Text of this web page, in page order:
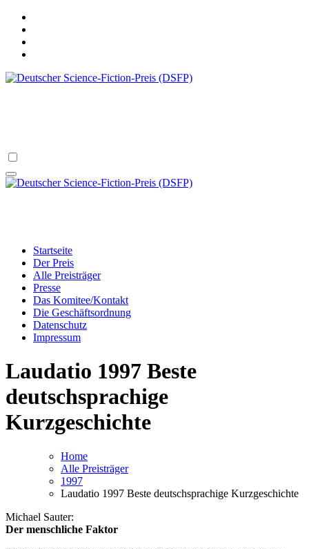
Zum
Inhalt
springen
Startseite
Der Preis
Alle Preisträger
Presse
Das Komitee/Kontakt
Die Geschäftsordnung
Datenschutz
Impressum
Laudatio 1997 Beste
deutschsprachige
Kurzgeschichte
Home
Alle Preisträger
1997
Laudatio 1997 Beste deutschsprachige Kurzgeschichte
Michael Sauter:
Der menschliche Faktor